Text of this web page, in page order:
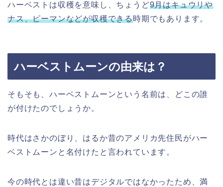
ハーベストは収穫を意味し、ちょうど9月はキュウリや
ナス、ピーマンなどが収穫できる時期でもあります。
ハーベストムーンの由来は？
そもそも、ハーベストムーンという名前は、どこの誰
が付けたのでしょうか。
時代はさかのぼり、はるか昔のアメリカ先住民がハー
ベストムーンと名付けたと言われています。
今の時代とは違い昔はデジタルではなかったため、満